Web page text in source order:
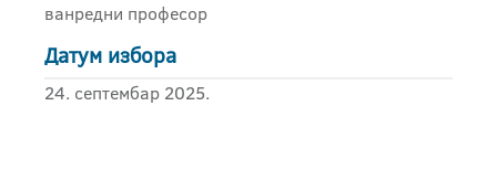
ванредни професор
Датум избора
24. септембар 2025.